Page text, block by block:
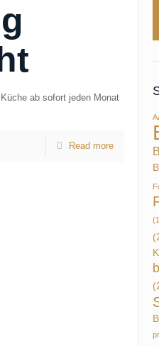
ab sofort jeden Monat
Read more